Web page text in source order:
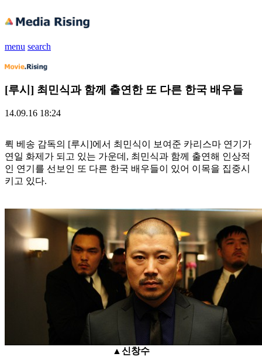
menu search
[루시] 최민식과 함께 출연한 또 다른 한국 배우들
14.09.16 18:24
뤽 베송 감독의 [루시]에서 최민식이 보여준 카리스마 연기가
연일 화제가 되고 있는 가운데, 최민식과 함께 출연해 인상적
인 연기를 선보인 또 다른 한국 배우들이 있어 이목을 집중시
키고 있다.
▲신창수